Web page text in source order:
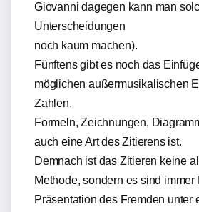
Giovanni dagegen kann man
Unterscheidungen
noch kaum machen).
Fünftens gibt es noch das
möglichen außermusikalischen
Zahlen,
Formeln, Zeichnungen,
auch eine Art des Zitierens ist.
Demnach ist das Zitieren keine
Methode, sondern es sind
Präsentation des Fremden unter